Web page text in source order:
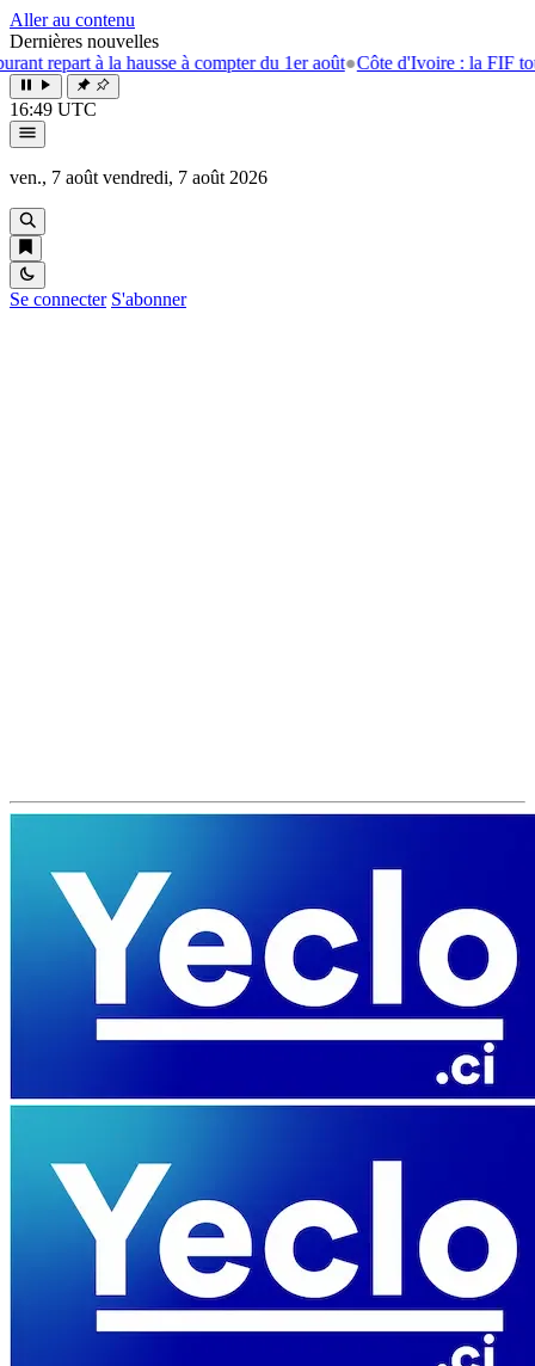
Aller au contenu
Dernières nouvelles
à la hausse à compter du 1er août●Côte d'Ivoire : la FIF tourne la
16:49 UTC
ven., 7 août vendredi, 7 août 2026
Se connecter S'abonner